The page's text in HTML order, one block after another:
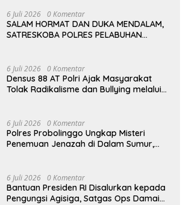
6 Juli 2026 0 Komentar
SALAM HORMAT DAN DUKA MENDALAM,
SATRESKOBA POLRES PELABUHAN
PEMBERANTAS NARKOBA DI KATINGAN
6 Juli 2026 0 Komentar
Densus 88 AT Polri Ajak Masyarakat
Tolak Radikalisme dan Bullying melalui
6 Juli 2026 0 Komentar
Polres Probolinggo Ungkap Misteri
Penemuan Jenazah di Dalam Sumur,
6 Juli 2026 0 Komentar
Bantuan Presiden RI Disalurkan kepada
Pengungsi Agisiga, Satgas Ops Damai